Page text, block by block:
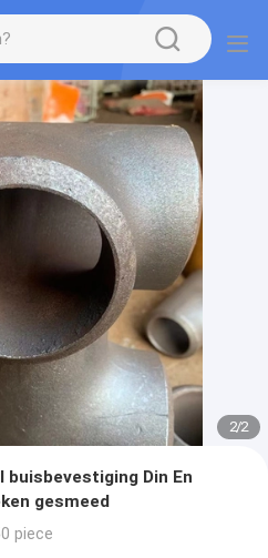
2/2
buisbevestiging Din En
gesmeed
piece